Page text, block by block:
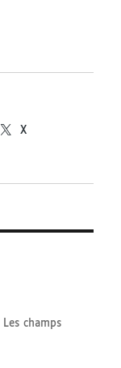
X
Les champs